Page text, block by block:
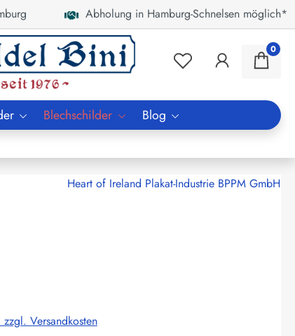
Abholung in Hamburg-Schnelsen möglich*
0
Blechschilder Blog
Heart of Ireland Plakat-Industrie BPPM GmbH
Versandkosten